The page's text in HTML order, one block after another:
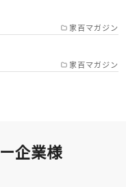
阪市/高石
市/奈良市/
楽郡/平
家百マガジン
家百マガジン
企業様